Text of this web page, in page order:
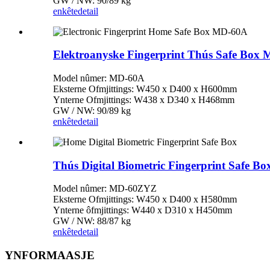
enkêtedetail
Elektroanyske Fingerprint Thús Safe Box
Model nûmer: MD-60A
Eksterne Ofmjittings: W450 x D400 x H600mm
Ynterne Ofmjittings: W438 x D340 x H468mm
GW / NW: 90/89 kg
enkêtedetail
Thús Digital Biometric Fingerprint Safe
Model nûmer: MD-60ZYZ
Eksterne Ofmjittings: W450 x D400 x H580mm
Ynterne ôfmjittings: W440 x D310 x H450mm
GW / NW: 88/87 kg
enkêtedetail
YNFORMAASJE